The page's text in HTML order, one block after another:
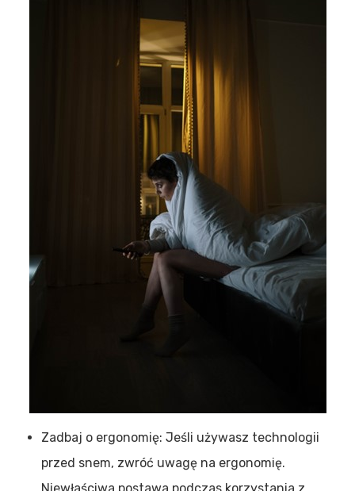
Zadbaj o ergonomię: Jeśli używasz technologii
przed snem, zwróć uwagę na ergonomię.